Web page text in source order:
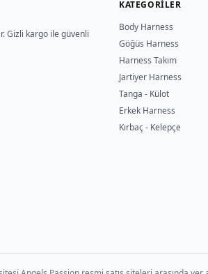
Gizli kargo ile güvenli
KATEGORILER
Body Harness
Göğüs Harness
Harness Takım
Jartiyer Harness
Tanga - Külot
Erkek Harness
Kırbaç - Kelepçe